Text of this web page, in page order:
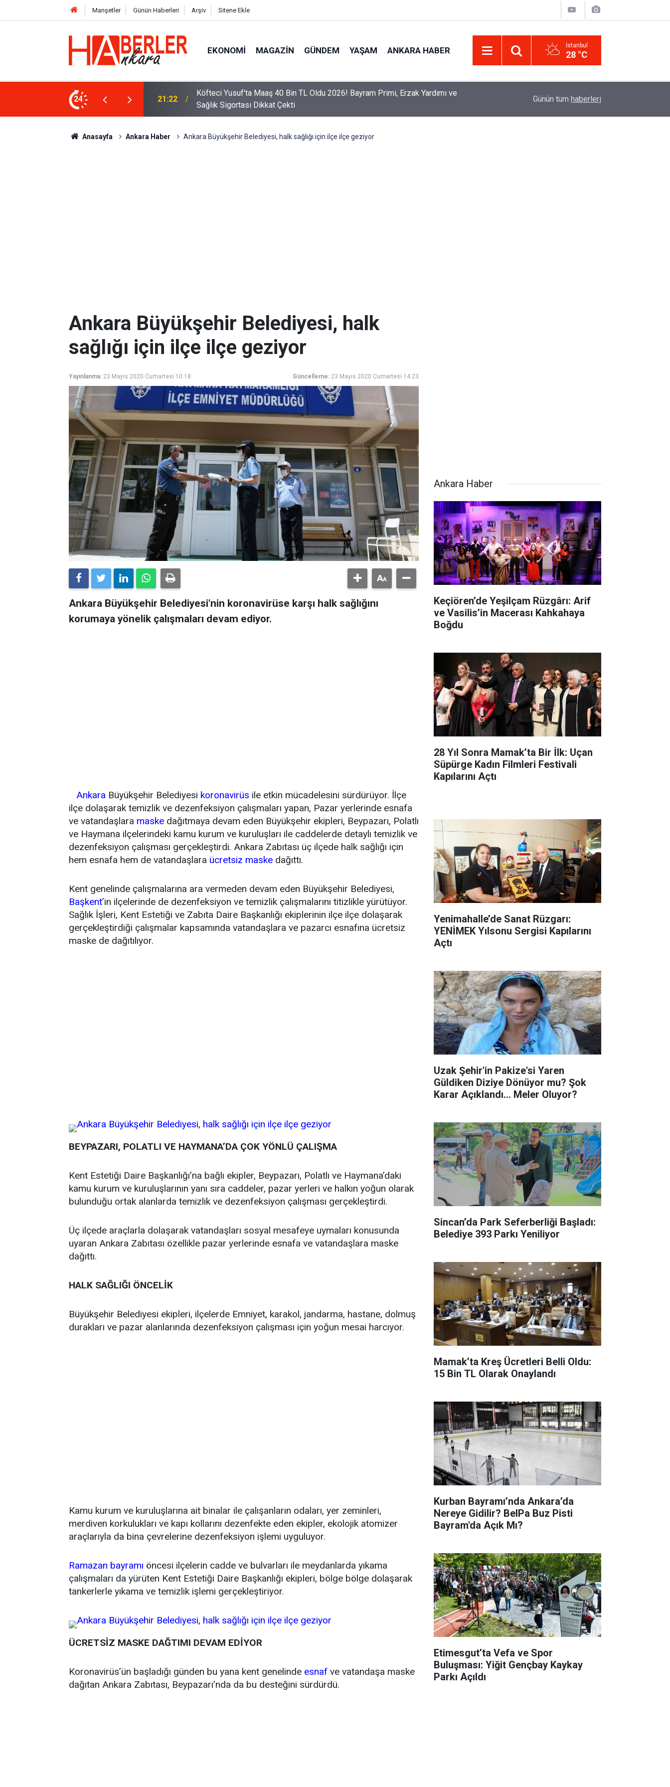
Manşetler Günün Haberleri Arşiv Sitene Ekle
EKONOMI MAGAZIN GÜNDEM YAŞAM ANKARA HABER İstanbul
28 °C
24
2026! Bayram Primi, Erzak Yardımı ve
12:33 Sürücüler Dikkat! Yeni Dönemde 3 İhlal Ehliyet İptaline Neden Olacak
Uzadı, Ödeme Kuralları Değişti
Günün tüm haberleri
Anasayfa Ankara Haber Ankara Büyükşehir Belediyesi, halk sağlığı için ilçe ilçe geziyor
Ankara Büyükşehir Belediyesi, halk
sağlığı için ilçe ilçe geziyor
Yayınlanma: 23 Mayıs 2020 Cumartesi 10:18 Güncelleme: 23 Mayıs 2020 Cumartesi 14:23
Ankara Büyükşehir Belediyesi'nin koronavirüse karşı halk sağlığını
korumaya yönelik çalışmaları devam ediyor.
Ankara Büyükşehir Belediyesi koronavirüs ile etkin mücadelesini sürdürüyor. İlçe
ilçe dolaşarak temizlik ve dezenfeksiyon çalışmaları yapan, Pazar yerlerinde esnafa
ve vatandaşlara maske dağıtmaya devam eden Büyükşehir ekipleri, Beypazarı, Polatlı
ve Haymana ilçelerindeki kamu kurum ve kuruluşları ile caddelerde detaylı temizlik ve
dezenfeksiyon çalışması gerçekleştirdi. Ankara Zabıtası üç ilçede halk sağlığı için
hem esnafa hem de vatandaşlara ücretsiz maske dağıttı.
Kent genelinde çalışmalarına ara vermeden devam eden Büyükşehir Belediyesi,
Başkent’in ilçelerinde de dezenfeksiyon ve temizlik çalışmalarını titizlikle yürütüyor.
Sağlık İşleri, Kent Estetiği ve Zabıta Daire Başkanlığı ekiplerinin ilçe ilçe dolaşarak
gerçekleştirdiği çalışmalar kapsamında vatandaşlara ve pazarcı esnafına ücretsiz
maske de dağıtılıyor.
BEYPAZARI, POLATLI VE HAYMANA’DA ÇOK YÖNLÜ ÇALIŞMA
Kent Estetiği Daire Başkanlığı’na bağlı ekipler, Beypazarı, Polatlı ve Haymana’daki
kamu kurum ve kuruluşlarının yanı sıra caddeler, pazar yerleri ve halkın yoğun olarak
bulunduğu ortak alanlarda temizlik ve dezenfeksiyon çalışması gerçekleştirdi.
Üç ilçede araçlarla dolaşarak vatandaşları sosyal mesafeye uymaları konusunda
uyaran Ankara Zabıtası özellikle pazar yerlerinde esnafa ve vatandaşlara maske
dağıttı.
HALK SAĞLIĞI ÖNCELİK
Büyükşehir Belediyesi ekipleri, ilçelerde Emniyet, karakol, jandarma, hastane, dolmuş
durakları ve pazar alanlarında dezenfeksiyon çalışması için yoğun mesai harcıyor.
Kamu kurum ve kuruluşlarına ait binalar ile çalışanların odaları, yer zeminleri,
merdiven korkulukları ve kapı kollarını dezenfekte eden ekipler, ekolojik atomizer
araçlarıyla da bina çevrelerine dezenfeksiyon işlemi uyguluyor.
Ramazan bayramı öncesi ilçelerin cadde ve bulvarları ile meydanlarda yıkama
çalışmaları da yürüten Kent Estetiği Daire Başkanlığı ekipleri, bölge bölge dolaşarak
tankerlerle yıkama ve temizlik işlemi gerçekleştiriyor.
ÜCRETSİZ MASKE DAĞTIMI DEVAM EDİYOR
Koronavirüs’ün başladığı günden bu yana kent genelinde esnaf ve vatandaşa maske
dağıtan Ankara Zabıtası, Beypazarı’nda da bu desteğini sürdürdü.
Ankara Haber
Keçiören’de Yeşilçam Rüzgârı: Arif
ve Vasilis’in Macerası Kahkahaya
Boğdu
28 Yıl Sonra Mamak’ta Bir İlk: Uçan
Süpürge Kadın Filmleri Festivali
Kapılarını Açtı
Yenimahalle’de Sanat Rüzgarı:
YENİMEK Yılsonu Sergisi Kapılarını
Açtı
Uzak Şehir'in Pakize'si Yaren
Güldiken Diziye Dönüyor mu? Şok
Karar Açıklandı... Meler Oluyor?
Sincan’da Park Seferberliği Başladı:
Belediye 393 Parkı Yeniliyor
Mamak’ta Kreş Ücretleri Belli Oldu:
15 Bin TL Olarak Onaylandı
Kurban Bayramı’nda Ankara’da
Nereye Gidilir? BelPa Buz Pisti
Bayram'da Açık Mı?
Etimesgut’ta Vefa ve Spor
Buluşması: Yiğit Gençbay Kaykay
Parkı Açıldı